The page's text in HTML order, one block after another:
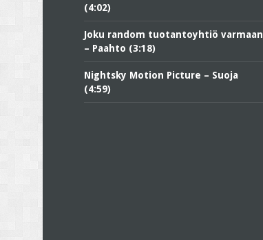
(4:02)
Joku random tuotantoyhtiö varmaan
– Paahto (3:18)
Nightsky Motion Picture – Suoja
(4:59)